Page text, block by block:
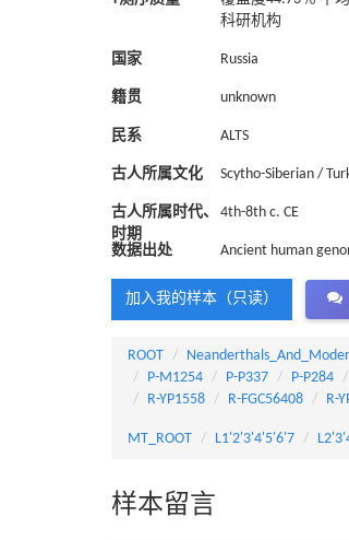
科研机构
国家 Russia
籍贯 unknown
民系 ALTS
古人所属文化 Scytho-Siberian /
古人所属时代、
时期
4th-8th c. CE
数据出处 Ancient human
加入我的样本（只读）
ROOT
P-M1254
P-P337 P-P284
R-YP1558
R-FGC56408 R-
MT_ROOT L1'2'3'4'5'6'7
样本留言